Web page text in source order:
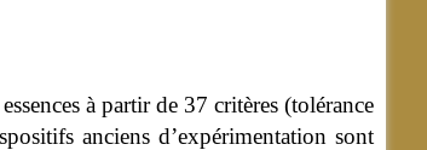
à partir de 37 critères (tolérance
anciens d’expérimentation sont